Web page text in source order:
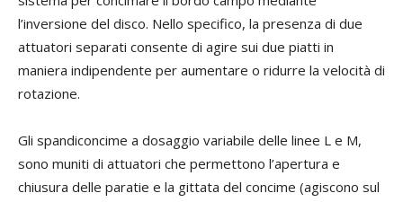
l’inversione del disco. Nello specifico, la presenza di due
attuatori separati consente di agire sui due piatti in
maniera indipendente per aumentare o ridurre la velocità di
rotazione.
Gli spandiconcime a dosaggio variabile delle linee L e M,
sono muniti di attuatori che permettono l’apertura e
chiusura delle paratie e la gittata del concime (agiscono sul